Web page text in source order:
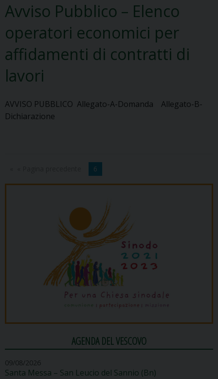
Avviso Pubblico – Elenco
operatori economici per
affidamenti di contratti di
lavori
AVVISO PUBBLICO Allegato-A-Domanda Allegato-B-
Dichiarazione
6
AGENDA DEL VESCOVO
09/08/2026
Santa Messa – San Leucio del Sannio (Bn)